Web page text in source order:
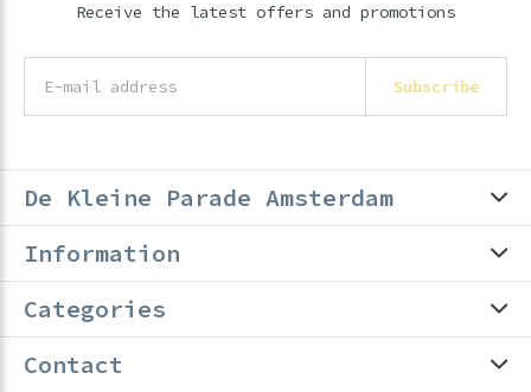
Receive the latest offers and promotions
Subscribe
De Kleine Parade Amsterdam
Information
Categories
Contact